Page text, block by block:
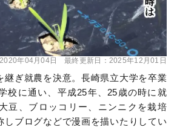
2020年04月04日 最終更新日： 2025年12月01日
継ぎ就農を決意。長崎県立大学を卒業
校に通い、平成25年、25歳の時に就
豆、ブロッコリー、ニンニクを栽培
しブログなどで漫画を描いたりしてい